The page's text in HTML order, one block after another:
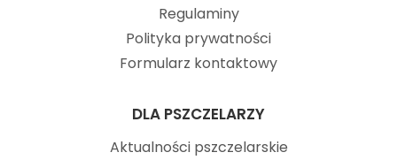
Regulaminy
Polityka prywatności
Formularz kontaktowy
DLA PSZCZELARZY
Aktualności pszczelarskie